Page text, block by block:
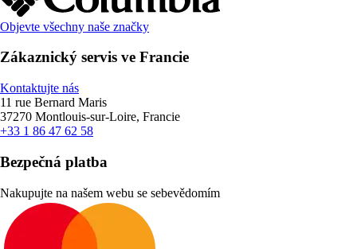
Objevte všechny naše značky
Zákaznický servis ve Francie
Kontaktujte nás
11 rue Bernard Maris
37270 Montlouis-sur-Loire, Francie
+33 1 86 47 62 58
Bezpečná platba
Nakupujte na našem webu se sebevědomím